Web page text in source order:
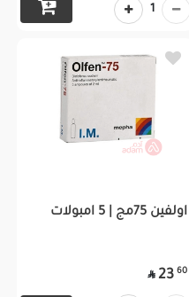
1
اولفين 75مج | 5 امبولات
60
23
